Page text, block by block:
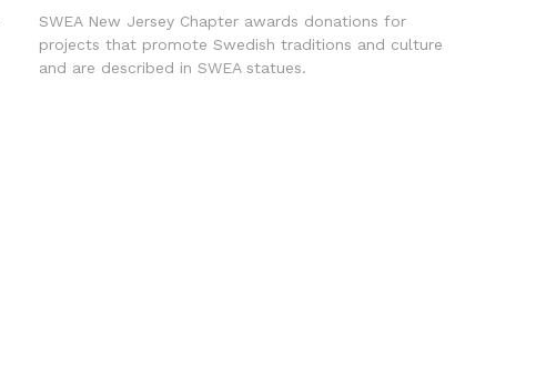
SWEA New Jersey Chapter awards donations for
projects that promote Swedish traditions and culture
and are described in SWEA statues.